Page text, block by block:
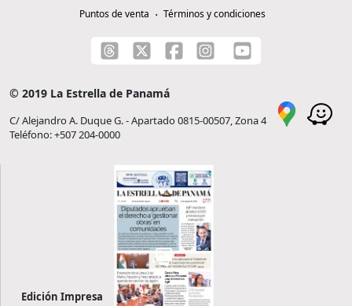
Puntos de venta
Términos y condiciones
© 2019 La Estrella de Panamá
C/ Alejandro A. Duque G. - Apartado 0815-00507, Zona 4
Teléfono: +507 204-0000
Edición Impresa